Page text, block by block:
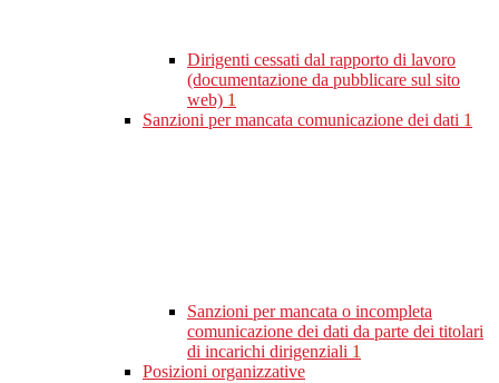
Dirigenti cessati dal rapporto di lavoro
(documentazione da pubblicare sul sito
web) 1
Sanzioni per mancata comunicazione dei dati 1
Sanzioni per mancata o incompleta
comunicazione dei dati da parte dei titolari
di incarichi dirigenziali 1
Posizioni organizzative